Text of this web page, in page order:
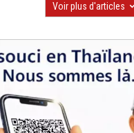
Voir plus d'articles